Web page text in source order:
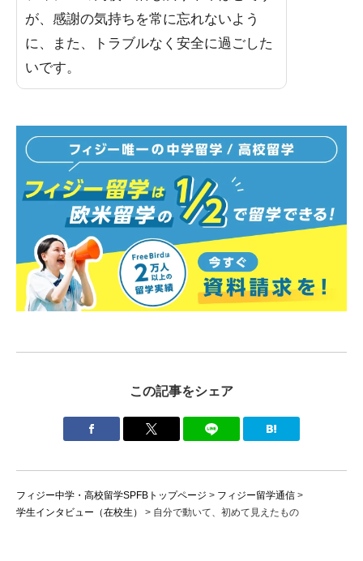
が、感謝の気持ちを常に忘れないよう
に、また、トラブルなく安全に過ごした
いです。
この記事をシェア
フィジー中学・高校留学SPFBトップページ > フィジー留学通信 >
学生インタビュー（在校生）
> 自分で動いて、初めて見えたもの